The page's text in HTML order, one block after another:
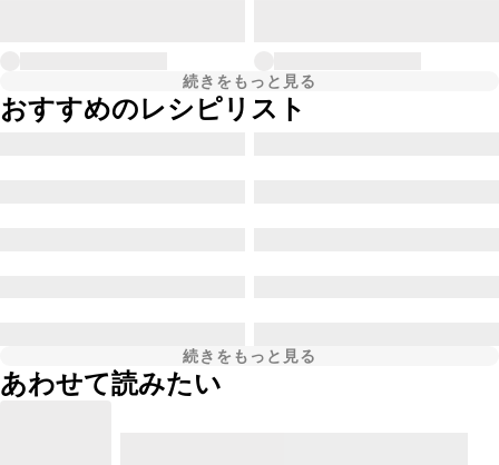
続きをもっと見る
おすすめのレシピリスト
続きをもっと見る
あわせて読みたい